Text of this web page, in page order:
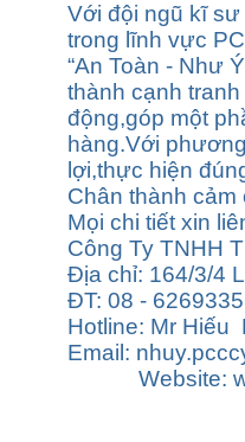
Với đội ngũ kĩ
trong lĩnh vực
“An Toàn - Như
thành cạnh
động,góp một
hàng.Với
lợi,thực hiện
Chân thành
Mọi chi tiết xin
Công Ty TNHH
Địa chỉ: 164/3/4
ĐT: 08 -
Hotline: Mr Hiếu
Email:
Website: